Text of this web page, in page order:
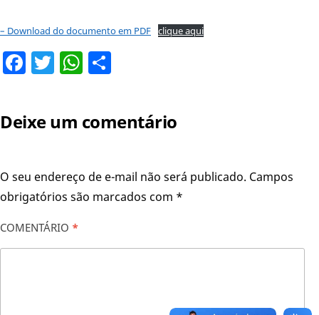
– Download do documento em PDF clique aqui
Facebook
TwitterWhatsApp
Deixe um comentário
O seu endereço de e-mail não será publicado. Campos
obrigatórios são marcados com *
COMENTÁRIO *